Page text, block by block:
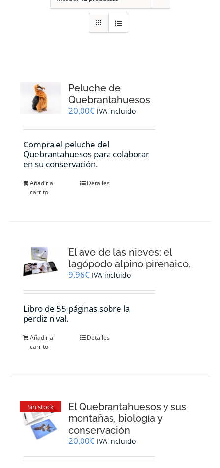
CONTACTO
CARRITO
Peluche de
Quebrantahuesos
20,00€ IVA incluido
Compra el peluche del
Quebrantahuesos para colaborar
en su conservación.
Añadir al
carrito
Detalles
El ave de las nieves: el
lagópodo alpino pirenaico.
9,96€ IVA incluido
Libro de 55 páginas sobre la
perdiz nival.
Añadir al
carrito
Detalles
Sin stock
El Quebrantahuesos y sus
montañas, biología y
conservación
20,00€ IVA incluido